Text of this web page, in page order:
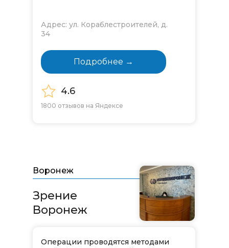
Подробнее →
Адрес: ул. Кораблестроителей, д.
34
4.6
1800 отзывов на Яндексе
Воронеж
Зрение
Воронеж
Операции проводятся методами